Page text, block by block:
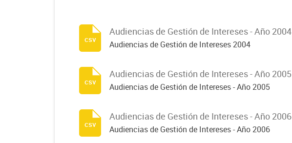
Audiencias de Gestión de Intereses - Año 2004
Audiencias de Gestión de Intereses 2004
csv
Audiencias de Gestión de Intereses - Año 2005
Audiencias de Gestión de Intereses - Año 2005
csv
Audiencias de Gestión de Intereses - Año 2006
Audiencias de Gestión de Intereses - Año 2006
csv